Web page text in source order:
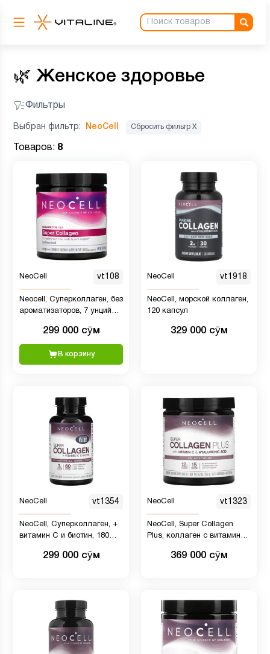
🌿 Женское здоровье
Фильтры
Выбран фильтр: NeoCell Сбросить фильтр Х
Товаров: 8
NeoCell vt108
Neocell, Суперколлаген, без
ароматизаторов, 7 унций
299 000 сӯм
В корзину
NeoCell vt1918
NeoCell, морской коллаген,
120 капсул
329 000 сӯм
NeoCell vt1354
NeoCell, Суперколлаген, +
витамин C и биотин, 180
299 000 сӯм
NeoCell vt1323
NeoCell, Super Collagen
Plus, коллаген с витамином
369 000 сӯм